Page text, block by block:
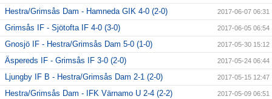
Hestra/Grimsås Dam - Hamneda GIK 4-0 (2-0) 2017-06-07 06:31
Grimsås IF - Sjötofta IF 4-0 (3-0) 2017-06-05 06:54
Gnosjö IF - Hestra/Grimsås Dam 5-0 (1-0) 2017-05-30 15:12
Äspereds IF - Grimsås IF 3-0 (2-0) 2017-05-24 06:44
Ljungby IF B - Hestra/Grimsås Dam 2-1 (2-0) 2017-05-15 12:47
Hestra/Grimsås Dam - IFK Värnamo U 2-4 (2-2) 2017-05-09 06:51